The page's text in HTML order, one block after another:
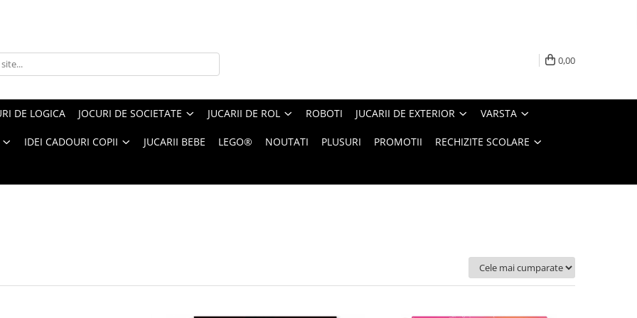
0,00
DE LOGICA JOCURI DE SOCIETATE JUCARII DE ROL ROBOTI JUCARII DE EXTERIOR VARSTA
IDEI CADOURI COPII JUCARII BEBE LEGO® NOUTATI PLUSURI PROMOTII RECHIZITE SCOLARE